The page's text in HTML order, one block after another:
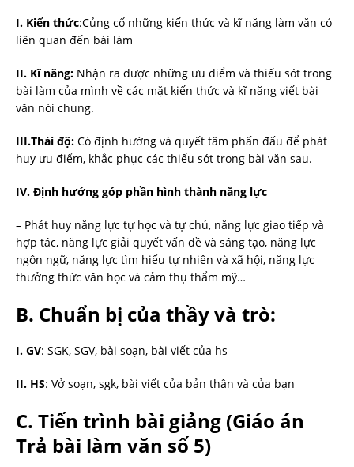
I. Kiến thức:Củng cố những kiến thức và kĩ năng làm văn có
liên quan đến bài làm
II. Kĩ năng: Nhận ra được những ưu điểm và thiếu sót trong
bài làm của mình về các mặt kiến thức và kĩ năng viết bài
văn nói chung.
III.Thái độ: Có định hướng và quyết tâm phấn đấu để phát
huy ưu điểm, khắc phục các thiếu sót trong bài văn sau.
IV. Định hướng góp phần hình thành năng lực
– Phát huy năng lực tự học và tự chủ, năng lực giao tiếp và
hợp tác, năng lực giải quyết vấn đề và sáng tạo, năng lực
ngôn ngữ, năng lực tìm hiểu tự nhiên và xã hội, năng lực
thưởng thức văn học và cảm thụ thẩm mỹ…
B. Chuẩn bị của thầy và trò:
I. GV: SGK, SGV, bài soạn, bài viết của hs
II. HS: Vở soạn, sgk, bài viết của bản thân và của bạn
C. Tiến trình bài giảng (Giáo án
Trả bài làm văn số 5)